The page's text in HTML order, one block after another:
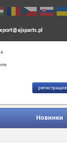
регистрация
Новинки